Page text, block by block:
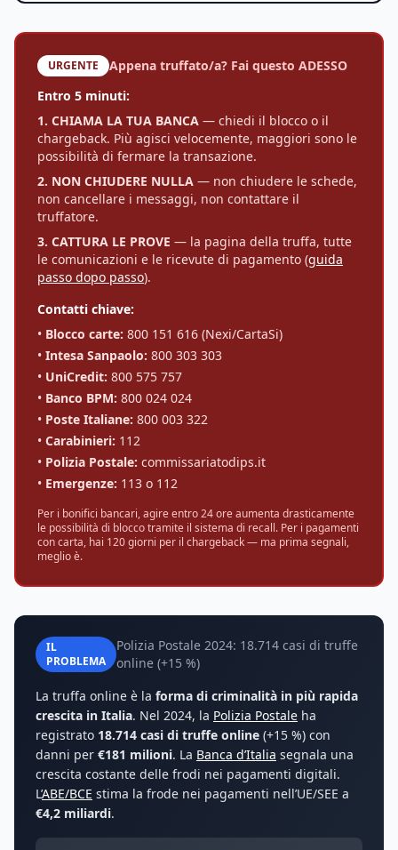
URGENTE
Appena truffato/a? Fai questo ADESSO
Entro 5 minuti:
1. CHIAMA LA TUA BANCA — chiedi il blocco o il
chargeback. Più agisci velocemente, maggiori sono le
possibilità di fermare la transazione.
2. NON CHIUDERE NULLA — non chiudere le schede,
non cancellare i messaggi, non contattare il
truffatore.
3. CATTURA LE PROVE — la pagina della truffa, tutte
le comunicazioni e le ricevute di pagamento (guida
passo dopo passo).
Contatti chiave:
• Blocco carte: 800 151 616 (Nexi/CartaSi)
• Intesa Sanpaolo: 800 303 303
• UniCredit: 800 575 757
• Banco BPM: 800 024 024
• Poste Italiane: 800 003 322
• Carabinieri: 112
• Polizia Postale: commissariatodips.it
• Emergenze: 113 o 112
Per i bonifici bancari, agire entro 24 ore aumenta drasticamente
le possibilità di blocco tramite il sistema di recall. Per i pagamenti
con carta, hai 120 giorni per il chargeback — ma prima segnali,
meglio è.
IL
PROBLEMA
Polizia Postale 2024: 18.714 casi di truffe
online (+15 %)
La truffa online è la forma di criminalità in più rapida
crescita in Italia. Nel 2024, la Polizia Postale ha
registrato 18.714 casi di truffe online (+15 %) con
danni per €181 milioni. La Banca d’Italia segnala una
crescita costante delle frodi nei pagamenti digitali.
L’ABE/BCE stima la frode nei pagamenti nell’UE/SEE a
€4,2 miliardi.